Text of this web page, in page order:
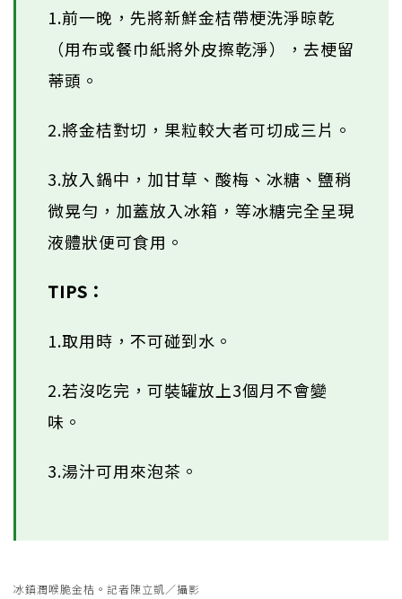
1.前一晚，先將新鮮金桔帶梗洗淨晾乾
（用布或餐巾紙將外皮擦乾淨），去梗留
蒂頭。
2.將金桔對切，果粒較大者可切成三片。
3.放入鍋中，加甘草、酸梅、冰糖、鹽稍
微晃勻，加蓋放入冰箱，等冰糖完全呈現
液體狀便可食用。
TIPS：
1.取用時，不可碰到水。
2.若沒吃完，可裝罐放上3個月不會變
味。
3.湯汁可用來泡茶。
冰鎮潤喉脆金桔。記者陳立凱／攝影